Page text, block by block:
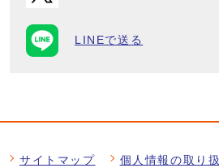
LINEで送る
サイトマップ 個人情報の取り